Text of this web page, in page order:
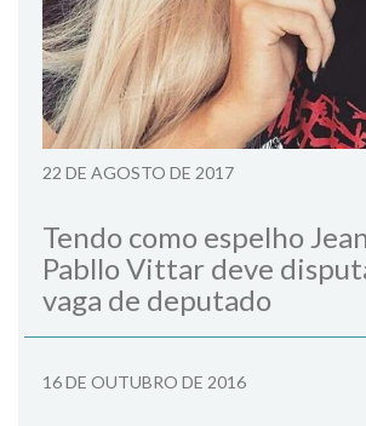
22 DE AGOSTO DE 2017
Tendo como espelho
Pabllo Vittar deve
vaga de deputado
16 DE OUTUBRO DE 2016